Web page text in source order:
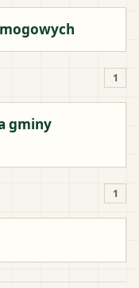
1
gminy
1